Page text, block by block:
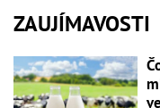
ZAUJÍMAVOSTI